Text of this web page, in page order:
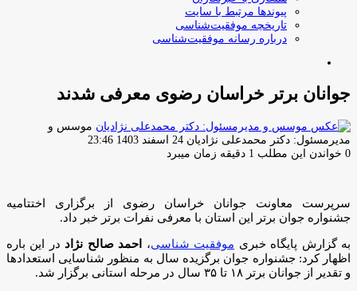
پیوندها مرتبط با سایت
تاریخچه موفقیت‌شناسی
درباره رسانه موفقیت‌شناسی
جوانان برتر خراسان رضوی معرفی شدند
موسس و
مدیرمسئول: دکتر محمدعلی نژادیان ارسال
ایمیل
24 اسفند 1403 23:46
0 خواندن این مطلب 1 دقیقه زمان میبرد
سرپرست معاونت جوانان خراسان رضوی از برگزاری اختتامیه
جشنواره جوان برتر این استان با معرفی نفرات برتر خبر داد.
به گزارش پایگاه خبری موفقیت شناسی، احمد صالح نژاد در این باره
اظهار کرد: جشنواره جوان برگزیده سال به منظور شناسایی استعدادها
و تقدیر از جوانان برتر ۱۸ تا ۳۵ سال در مرحله استانی برگزار شد.